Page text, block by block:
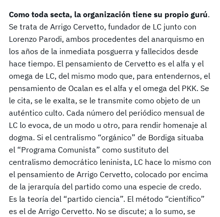
Como toda secta, la organización tiene su propio gurú.
Se trata de Arrigo Cervetto, fundador de LC junto con
Lorenzo Parodi, ambos procedentes del anarquismo en
los años de la inmediata posguerra y fallecidos desde
hace tiempo. El pensamiento de Cervetto es el alfa y el
omega de LC, del mismo modo que, para entendernos, el
pensamiento de Ocalan es el alfa y el omega del PKK. Se
le cita, se le exalta, se le transmite como objeto de un
auténtico culto. Cada número del periódico mensual de
LC lo evoca, de un modo u otro, para rendir homenaje al
dogma. Si el centralismo “orgánico” de Bordiga situaba
el “Programa Comunista” como sustituto del
centralismo democrático leninista, LC hace lo mismo con
el pensamiento de Arrigo Cervetto, colocado por encima
de la jerarquía del partido como una especie de credo.
Es la teoría del “partido ciencia”. El método “científico”
es el de Arrigo Cervetto. No se discute; a lo sumo, se